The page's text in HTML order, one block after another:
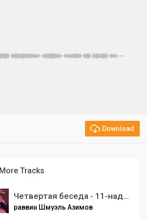
Download
More Tracks
Четвертая беседа - 11-надцатая и 12-надцатая мишнает.mp3
раввин Шмуэль Азимов